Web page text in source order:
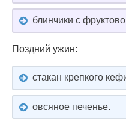
блинчики с
Поздний ужин:
стакан крепкого
овсяное печенье.